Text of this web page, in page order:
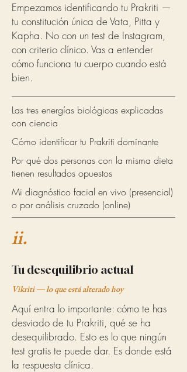
Empezamos identificando tu Prakriti —
tu constitución única de Vata, Pitta y
Kapha. No con un test de Instagram,
con criterio clínico. Vas a entender
cómo funciona tu cuerpo cuando está
bien.
Las tres energías biológicas explicadas
con ciencia
Cómo identificar tu Prakriti dominante
Por qué dos personas con la misma dieta
tienen resultados opuestos
Mi diagnóstico facial en vivo (presencial)
o por análisis cruzado (online)
ii.
Tu desequilibrio actual
Vikriti — lo que está alterado hoy
Aquí entra lo importante: cómo te has
desviado de tu Prakriti, qué se ha
desequilibrado. Esto es lo que ningún
test gratis te puede dar. Es donde está
la respuesta clínica.